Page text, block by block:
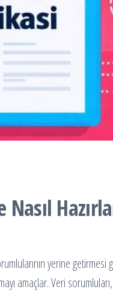
yerine
amaçlar. Veri